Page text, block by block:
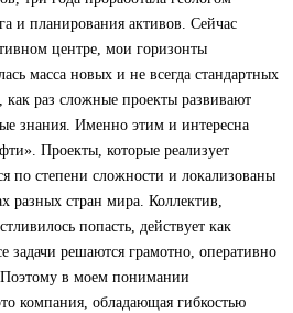
и планирования активов. Сейчас
центре, мои горизонты
масса новых и не всегда стандартных
как раз сложные проекты развивают
знания. Именно этим и интересна
Проекты, которые реализует
по степени сложности и локализованы
разных стран мира. Коллектив,
попасть, действует как
задачи решаются грамотно, оперативно
в моем понимании
компания, обладающая гибкостью